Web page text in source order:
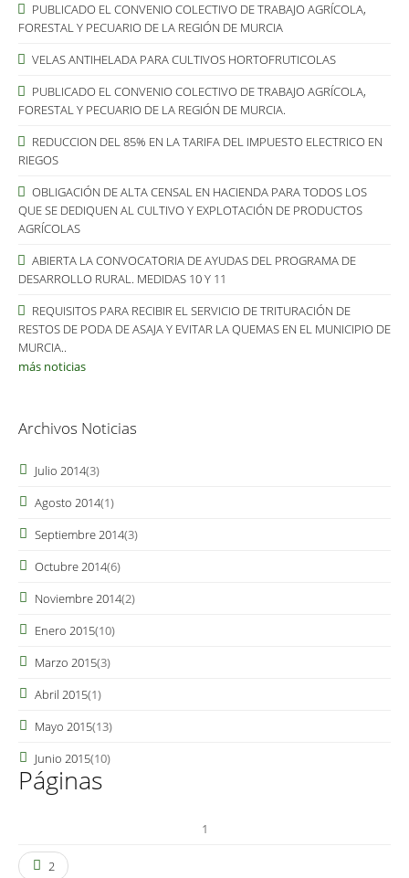
PUBLICADO EL CONVENIO COLECTIVO DE TRABAJO AGRÍCOLA,
FORESTAL Y PECUARIO DE LA REGIÓN DE MURCIA
VELAS ANTIHELADA PARA CULTIVOS HORTOFRUTICOLAS
PUBLICADO EL CONVENIO COLECTIVO DE TRABAJO AGRÍCOLA,
FORESTAL Y PECUARIO DE LA REGIÓN DE MURCIA.
REDUCCION DEL 85% EN LA TARIFA DEL IMPUESTO ELECTRICO EN
RIEGOS
OBLIGACIÓN DE ALTA CENSAL EN HACIENDA PARA TODOS LOS
QUE SE DEDIQUEN AL CULTIVO Y EXPLOTACIÓN DE PRODUCTOS
AGRÍCOLAS
ABIERTA LA CONVOCATORIA DE AYUDAS DEL PROGRAMA DE
DESARROLLO RURAL. MEDIDAS 10 Y 11
REQUISITOS PARA RECIBIR EL SERVICIO DE TRITURACIÓN DE
RESTOS DE PODA DE ASAJA Y EVITAR LA QUEMAS EN EL MUNICIPIO DE
MURCIA..
más noticias
Archivos Noticias
Julio 2014(3)
Agosto 2014(1)
Septiembre 2014(3)
Octubre 2014(6)
Noviembre 2014(2)
Enero 2015(10)
Marzo 2015(3)
Abril 2015(1)
Mayo 2015(13)
Junio 2015(10)
Páginas
1
2